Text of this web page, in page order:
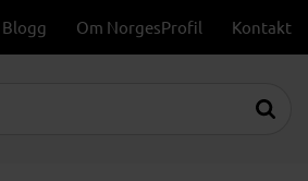
Blogg Om NorgesProfil Kontakt